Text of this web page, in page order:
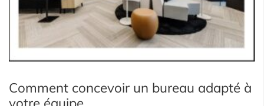
Comment concevoir un bureau adapté à
votre équipe